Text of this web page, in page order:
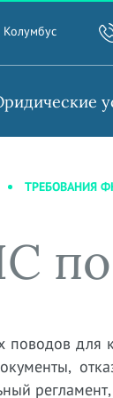
Колумбус
ТРЕБОВАНИЯ
для